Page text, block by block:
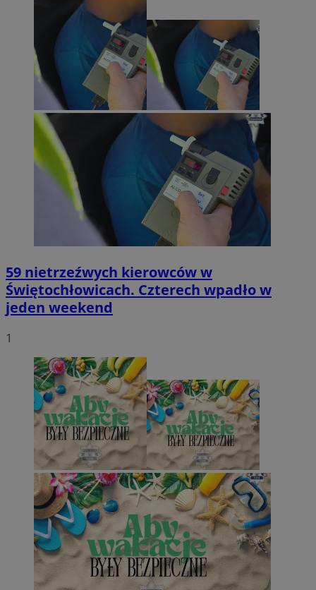
59 nietrzeźwych kierowców w
Świętochłowicach. Czterech wpadło w
jeden weekend
1